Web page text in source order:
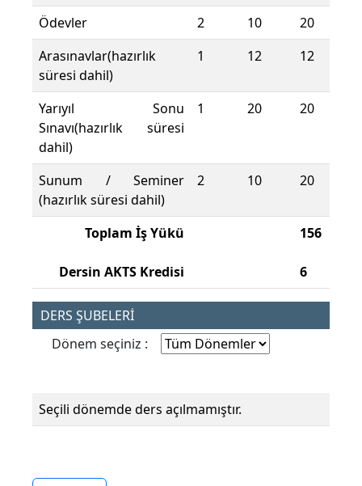
Ödevler 2 10
20
Arasınavlar(hazırlık
süresi dahil)
1 12 12
Yarıyıl Sonu
Sınavı(hazırlık süresi
dahil)
1 20 20
Sunum / Seminer
(hazırlık süresi dahil)
2 10 20
Toplam İş Yükü
Dersin AKTS Kredisi
156
6
DERS ŞUBELERİ
Dönem seçiniz :
Seçili dönemde ders açılmamıştır.